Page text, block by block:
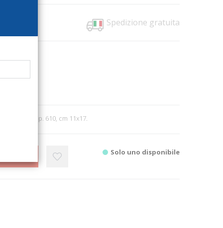
Spedizione gratuita
bound, pp. 610, cm 11x17.
Solo uno disponibile